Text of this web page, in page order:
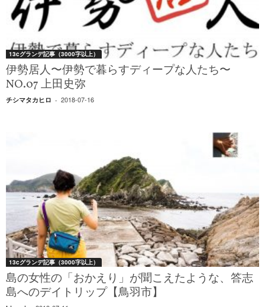
13cグランデ記事（3000字以上）
伊勢居人〜伊勢で暮らすディープな人たち〜
NO.07 上田史弥
チシマタカヒロ - 2018-07-16
13cグランデ記事（3000字以上）
島の女性の「おかえり」が聞こえたような、答志
島へのデイトリップ【鳥羽市】